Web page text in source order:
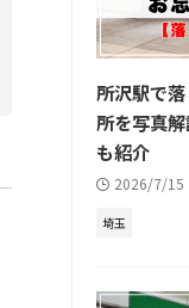
所沢駅で
所を写真
も紹介
2026/7/15
埼玉